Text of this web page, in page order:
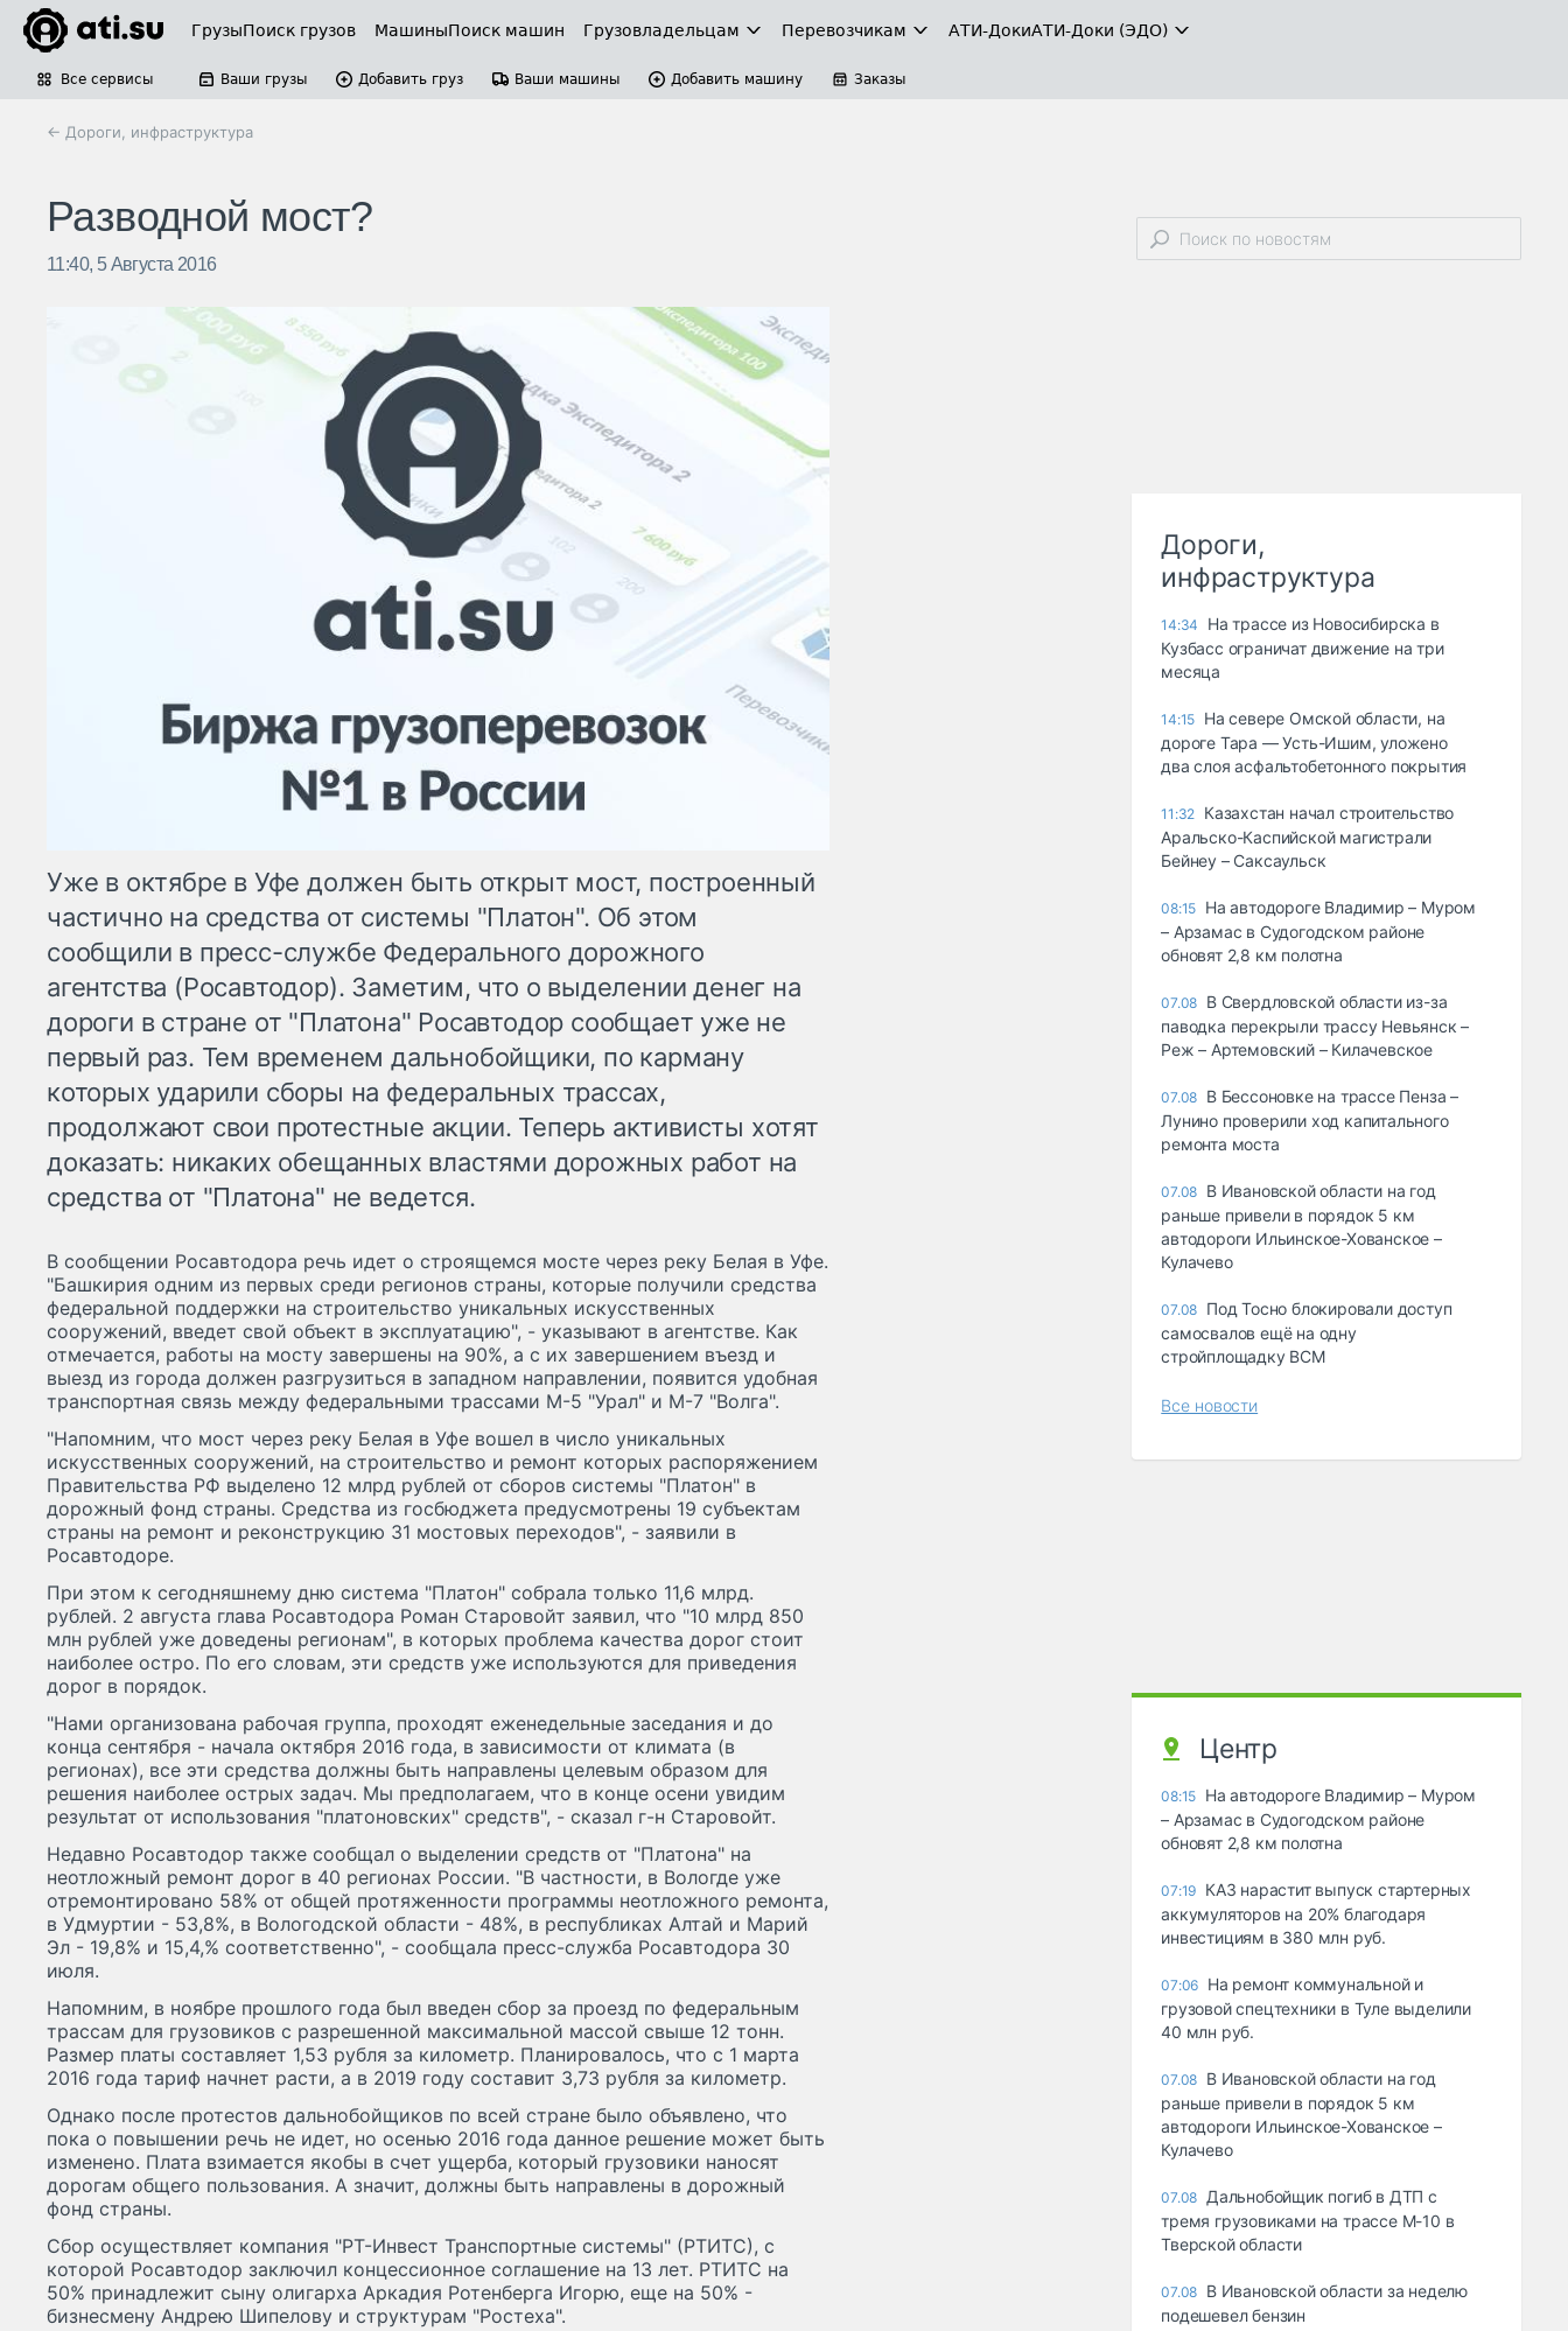
ГрузыПоиск грузов МашиныПоиск машин Грузовладельцам Перевозчикам АТИ-ДокиАТИ-Доки (ЭДО)
Все сервисы Ваши грузы Добавить груз Ваши машины Добавить машину Заказы
← Дороги, инфраструктура
Разводной мост?
11:40, 5 Августа 2016
Уже в октябре в Уфе должен быть открыт мост, построенный
частично на средства от системы "Платон". Об этом
сообщили в пресс-службе Федерального дорожного
агентства (Росавтодор). Заметим, что о выделении денег на
дороги в стране от "Платона" Росавтодор сообщает уже не
первый раз. Тем временем дальнобойщики, по карману
которых ударили сборы на федеральных трассах,
продолжают свои протестные акции. Теперь активисты хотят
доказать: никаких обещанных властями дорожных работ на
средства от "Платона" не ведется.
В сообщении Росавтодора речь идет о строящемся мосте через реку Белая в Уфе.
"Башкирия одним из первых среди регионов страны, которые получили средства
федеральной поддержки на строительство уникальных искусственных
сооружений, введет свой объект в эксплуатацию", - указывают в агентстве. Как
отмечается, работы на мосту завершены на 90%, а с их завершением въезд и
выезд из города должен разгрузиться в западном направлении, появится удобная
транспортная связь между федеральными трассами М-5 "Урал" и М-7 "Волга".
"Напомним, что мост через реку Белая в Уфе вошел в число уникальных
искусственных сооружений, на строительство и ремонт которых распоряжением
Правительства РФ выделено 12 млрд рублей от сборов системы "Платон" в
дорожный фонд страны. Средства из госбюджета предусмотрены 19 субъектам
страны на ремонт и реконструкцию 31 мостовых переходов", - заявили в
Росавтодоре.
При этом к сегодняшнему дню система "Платон" собрала только 11,6 млрд.
рублей. 2 августа глава Росавтодора Роман Старовойт заявил, что "10 млрд 850
млн рублей уже доведены регионам", в которых проблема качества дорог стоит
наиболее остро. По его словам, эти средств уже используются для приведения
дорог в порядок.
"Нами организована рабочая группа, проходят еженедельные заседания и до
конца сентября - начала октября 2016 года, в зависимости от климата (в
регионах), все эти средства должны быть направлены целевым образом для
решения наиболее острых задач. Мы предполагаем, что в конце осени увидим
результат от использования "платоновских" средств", - сказал г-н Старовойт.
Недавно Росавтодор также сообщал о выделении средств от "Платона" на
неотложный ремонт дорог в 40 регионах России. "В частности, в Вологде уже
отремонтировано 58% от общей протяженности программы неотложного ремонта,
в Удмуртии - 53,8%, в Вологодской области - 48%, в республиках Алтай и Марий
Эл - 19,8% и 15,4,% соответственно", - сообщала пресс-служба Росавтодора 30
июля.
Напомним, в ноябре прошлого года был введен сбор за проезд по федеральным
трассам для грузовиков с разрешенной максимальной массой свыше 12 тонн.
Размер платы составляет 1,53 рубля за километр. Планировалось, что с 1 марта
2016 года тариф начнет расти, а в 2019 году составит 3,73 рубля за километр.
Однако после протестов дальнобойщиков по всей стране было объявлено, что
пока о повышении речь не идет, но осенью 2016 года данное решение может быть
изменено. Плата взимается якобы в счет ущерба, который грузовики наносят
дорогам общего пользования. А значит, должны быть направлены в дорожный
фонд страны.
Сбор осуществляет компания "РТ-Инвест Транспортные системы" (РТИТС), с
которой Росавтодор заключил концессионное соглашение на 13 лет. РТИТС на
50% принадлежит сыну олигарха Аркадия Ротенберга Игорю, еще на 50% -
бизнесмену Андрею Шипелову и структурам "Ростеха".
Дороги,
инфраструктура
14:34
На трассе из Новосибирска в
Кузбасс ограничат движение на три
месяца
14:15 На севере Омской области, на
дороге Тара — Усть-Ишим, уложено
два слоя асфальтобетонного покрытия
11:32 Казахстан начал строительство
Аральско-Каспийской магистрали
Бейнеу – Саксаульск
08:15 На автодороге Владимир – Муром
– Арзамас в Судогодском районе
обновят 2,8 км полотна
07.08 В Свердловской области из-за
паводка перекрыли трассу Невьянск –
Реж – Артемовский – Килачевское
07.08 В Бессоновке на трассе Пенза –
Лунино проверили ход капитального
ремонта моста
07.08 В Ивановской области на год
раньше привели в порядок 5 км
автодороги Ильинское-Хованское –
Кулачево
07.08 Под Тосно блокировали доступ
самосвалов ещё на одну
стройплощадку ВСМ
Все новости
Центр
08:15 На автодороге Владимир – Муром
– Арзамас в Судогодском районе
обновят 2,8 км полотна
07:19 КАЗ нарастит выпуск стартерных
аккумуляторов на 20% благодаря
инвестициям в 380 млн руб.
07:06 На ремонт коммунальной и
грузовой спецтехники в Туле выделили
40 млн руб.
07.08 В Ивановской области на год
раньше привели в порядок 5 км
автодороги Ильинское-Хованское –
Кулачево
07.08 Дальнобойщик погиб в ДТП с
тремя грузовиками на трассе М-10 в
Тверской области
07.08 В Ивановской области за неделю
подешевел бензин